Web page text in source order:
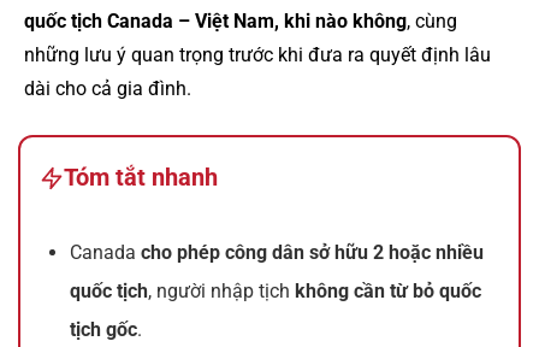
quốc tịch Canada – Việt Nam, khi nào không, cùng
những lưu ý quan trọng trước khi đưa ra quyết định lâu
dài cho cả gia đình.
Tóm tắt nhanh
Canadacho phép công dân sở hữu 2 hoặc nhiều
quốc tịch, người nhập tịchkhông cần từ bỏ quốc
tịch gốc.